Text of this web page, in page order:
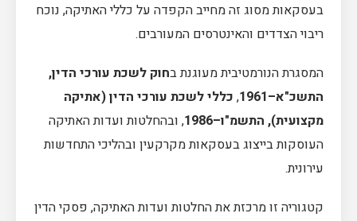
בעסקאות מסוג זה מחייב הקפדה על כללי האתיקה, נוכח
ריבוי הצדדים והאינטרסים המעורבים.
המסגרת הנורמטיבית מעוגנת בחוק לשכת עורכי הדין,
התשכ"א–1961
, כללי לשכת עורכי הדין (אתיקה
מקצועית), התשמ"ו–1986
, ובהחלטות ועדות האתיקה
העוסקות בייצוג בעסקאות מקרקעין ובהליכי התחדשות
עירונית.
קטגוריה זו מרכזת את החלטות ועדות האתיקה, פסקי הדין